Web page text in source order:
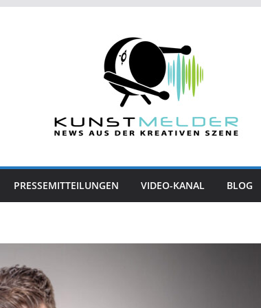
PRESSEMITTEILUNGEN VIDEO-KANAL BLOG